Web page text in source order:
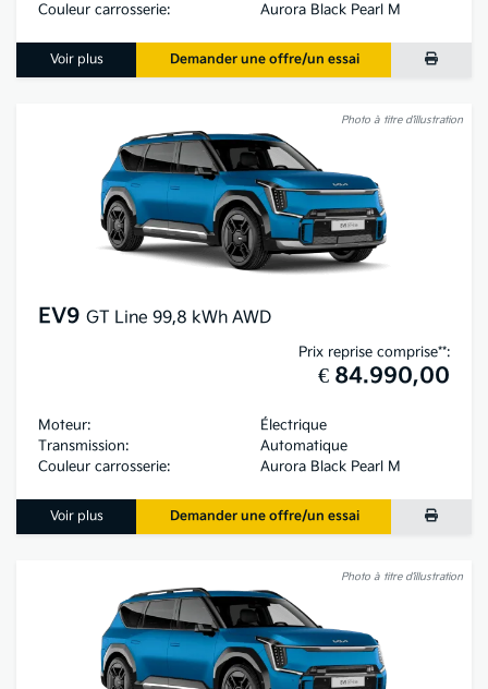
Couleur carrosserie:
Aurora Black Pearl M
Voir plus Demander une offre/un essai
Photo à titre d’illustration
EV9 GT Line 99,8 kWh AWD
Prix reprise comprise**:
€ 84.990,00
Moteur:
Électrique
Transmission:
Automatique
Couleur carrosserie:
Aurora Black Pearl M
Voir plus Demander une offre/un essai
Photo à titre d’illustration